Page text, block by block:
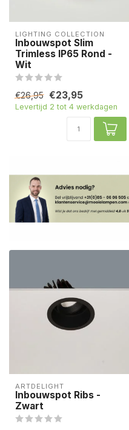
LIGHTING COLLECTION
Inbouwspot Slim
Trimless IP65 Rond -
Wit
€26,95 €23,95
Levertijd 2 tot 4 werkdagen
ARTDELIGHT
Inbouwspot Ribs -
Zwart